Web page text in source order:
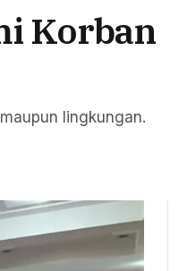
Korban
lingkungan.